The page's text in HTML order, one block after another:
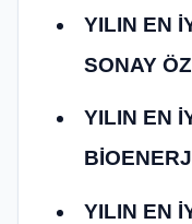
YILIN EN
SONAY
YILIN EN
YILIN EN